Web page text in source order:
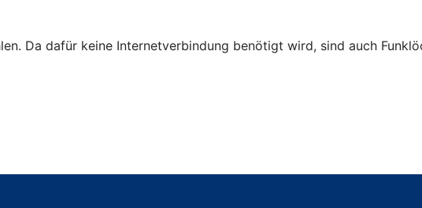
Da dafür keine Internetverbindung benötigt wird, sind auch